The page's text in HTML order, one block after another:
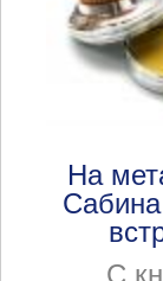
На
С